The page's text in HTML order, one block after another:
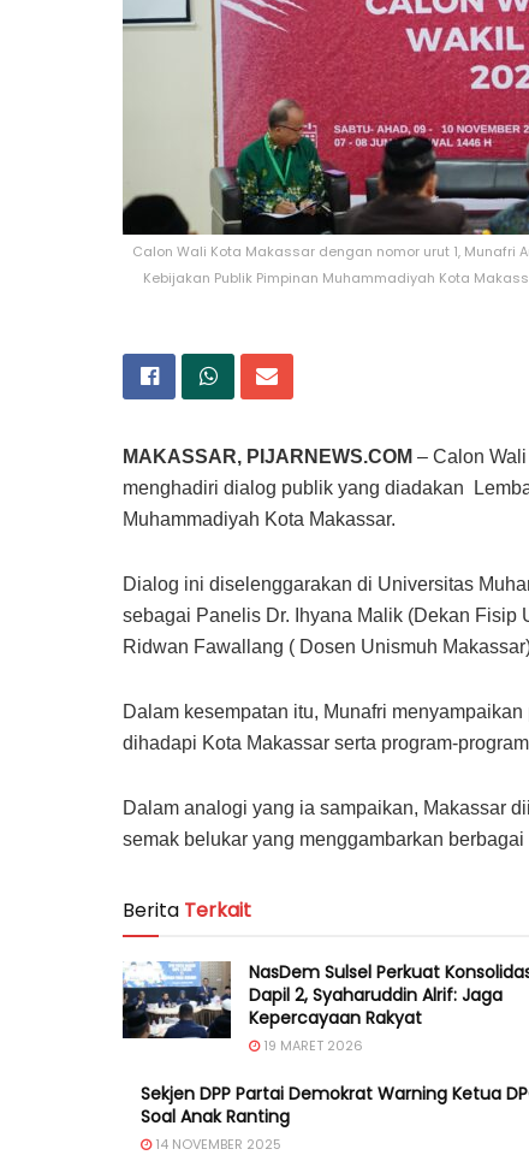
Calon Wali Kota Makassar dengan nomor urut 1,
Kebijakan Publik Pimpinan Muhammadiyah Kota
MAKASSAR, PIJARNEWS.COM – Calon
menghadiri dialog publik yang diadakan
Muhammadiyah Kota Makassar.
Dialog ini diselenggarakan di Universitas
sebagai Panelis Dr. Ihyana Malik (Dekan Fisip
Ridwan Fawallang ( Dosen Unismuh
Dalam kesempatan itu, Munafri
dihadapi Kota Makassar serta program-
Dalam analogi yang ia sampaikan, Makassar
semak belukar yang menggambarkan berbagai
Berita Terkait
NasDem Sulsel Perkuat
Dapil 2, Syaharuddin Alrif: Jaga
Kepercayaan Rakyat
19 MARET 2026
Sekjen DPP Partai Demokrat Warning Ketua
Soal Anak Ranting
14 NOVEMBER 2025